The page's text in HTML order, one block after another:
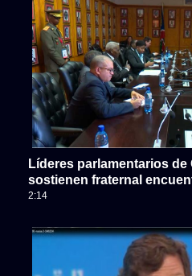
Líderes parlamentarios de
sostienen fraternal
2:14